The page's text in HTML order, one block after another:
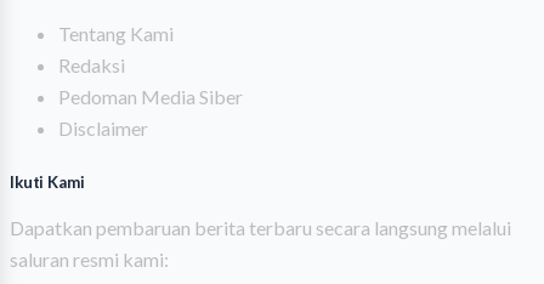
Tentang Kami
Redaksi
Pedoman Media Siber
Disclaimer
Ikuti Kami
Dapatkan pembaruan berita terbaru secara langsung melalui
saluran resmi kami: